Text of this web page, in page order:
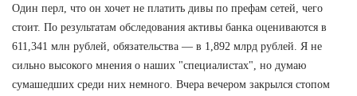
Один перл, что он хочет не платить дивы по префам сетей, чего
стоит. По результатам обследования активы банка оцениваются в
611,341 млн рублей, обязательства — в 1,892 млрд рублей. Я не
сильно высокого мнения о наших "специалистах", но думаю
сумашедших среди них немного. Вчера вечером закрылся стопом